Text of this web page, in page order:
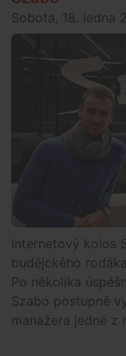
Sobota, 18. ledna
Internetový kolos
budějckého
Po několika
Szabó postupně
manažera jedné z